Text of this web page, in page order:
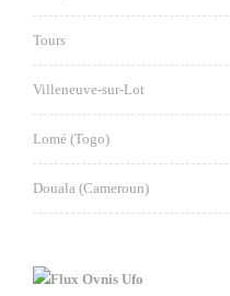
Tours
Villeneuve-sur-Lot
Lomé (Togo)
Douala (Cameroun)
Ovnis Ufo